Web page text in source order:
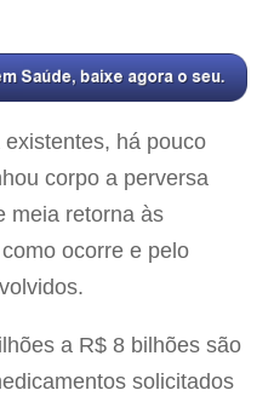
há pouco
corpo a perversa
meia retorna às
ocorre e pelo
a R$ 8 bilhões são
solicitados